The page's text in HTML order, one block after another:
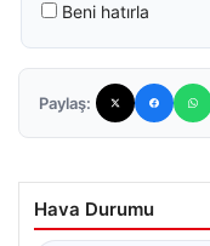
Beni hatırla
Paylaş:
Hava Durumu